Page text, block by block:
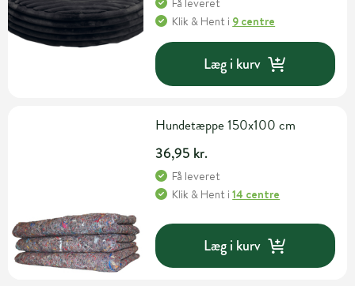
Få leveret
Klik & Hent i 9 centre
Læg i kurv
Hundetæppe 150x100 cm
36,95 kr.
Få leveret
Klik & Hent i14 centre
Læg i kurv